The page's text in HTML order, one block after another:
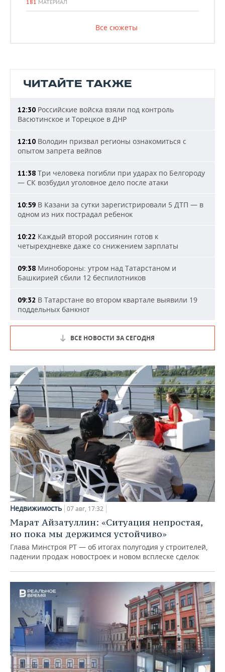
181 МАТЕРИАЛ
Все сюжеты
ЧИТАЙТЕ ТАКЖЕ
12:30 Российские войска взяли под контроль
Васютинское и Торецкое в ДНР
12:10 Володин призвал регионы ознакомиться с
опытом запрета вейпов
11:38 Три человека погибли при ударах по Белгороду
— СК возбудил уголовное дело после атаки
10:59 В Казани за сутки зарегистрировали 5 ДТП — в
одном из них пострадал ребенок
10:22 Каждый второй россиянин готов к
четырехдневке даже со снижением зарплаты
09:38 Минобороны: утром над Татарстаном и
Башкирией сбили 12 беспилотников
09:32 В Татарстане во втором квартале выявили 19
поддельных банкнот
ВСЕ НОВОСТИ ЗА СЕГОДНЯ
Недвижимость 07 авг, 17:32
Марат Айзатуллин: «Ситуация непростая,
но пока мы держимся устойчиво»
Глава Минстроя РТ — об итогах полугодия у строителей,
падении продаж новостроек и новом всплеске сделок